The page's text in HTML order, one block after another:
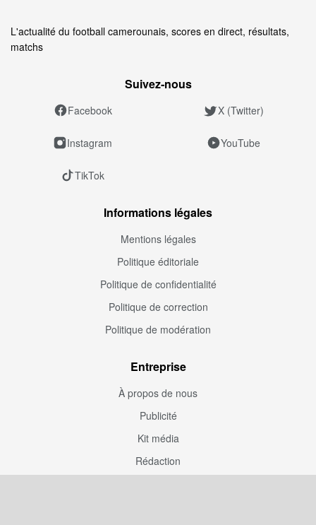
L'actualité du football camerounais, scores en direct, résultats,
matchs
Suivez‑nous
Facebook X (Twitter)
Instagram YouTube
TikTok
Informations légales
Mentions légales
Politique éditoriale
Politique de confidentialité
Politique de correction
Politique de modération
Entreprise
À propos de nous
Publicité
Kit média
Rédaction